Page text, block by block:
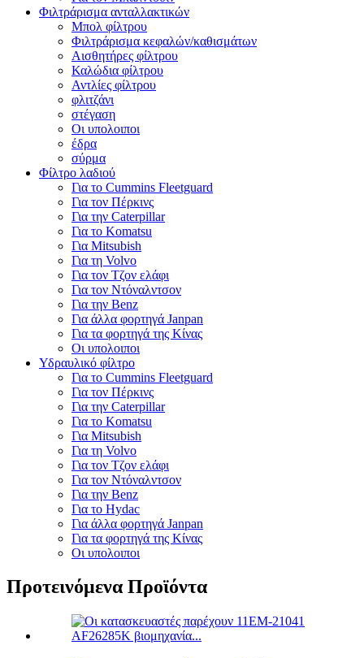
Φιλτράρισμα ανταλλακτικών
Μπολ φίλτρου
Φιλτράρισμα κεφαλών/καθισμάτων
Αισθητήρες φίλτρου
Καλώδια φίλτρου
Αντλίες φίλτρου
φλιτζάνι
στέγαση
Οι υπολοιποι
έδρα
σύρμα
Φίλτρο λαδιού
Για το Cummins Fleetguard
Για τον Πέρκινς
Για την Caterpillar
Για το Komatsu
Για Mitsubish
Για τη Volvo
Για τον Τζον ελάφι
Για τον Ντόναλντσον
Για την Benz
Για άλλα φορτηγά Janpan
Για τα φορτηγά της Κίνας
Οι υπολοιποι
Υδραυλικό φίλτρο
Για το Cummins Fleetguard
Για τον Πέρκινς
Για την Caterpillar
Για το Komatsu
Για Mitsubish
Για τη Volvo
Για τον Τζον ελάφι
Για τον Ντόναλντσον
Για την Benz
Για το Hydac
Για άλλα φορτηγά Janpan
Για τα φορτηγά της Κίνας
Οι υπολοιποι
Προτεινόμενα Προϊόντα